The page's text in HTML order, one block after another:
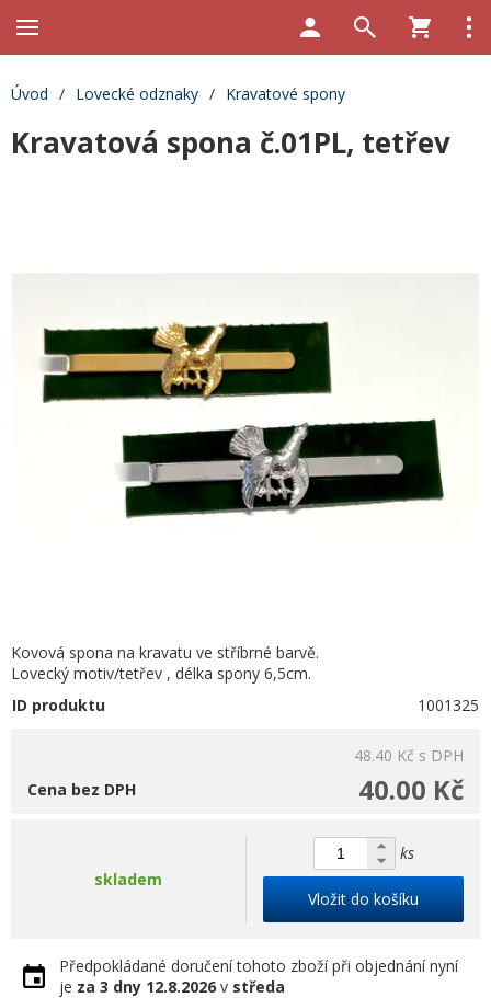
Úvod / Lovecké odznaky / Kravatové spony
Kravatová spona č.01PL, tetřev
Kovová spona na kravatu ve stříbrné barvě.
Lovecký motiv/tetřev , délka spony 6,5cm.
ID produktu
1001325
48.40 Kč s DPH
40.00 Kč
Cena bez DPH
skladem
ks
Vložit do košíku
Předpokládané doručení tohoto zboží při objednání nyní
je za 3 dny 12.8.2026 v středa